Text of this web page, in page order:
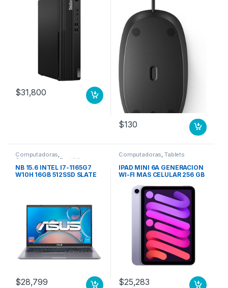
Negro 256GB SSD M.2 WIFI
$31,800
$130
Computadoras,
Computadoras Portátiles
NB 15.6 INTEL I7-1165G7
W10H 16GB 512SSD SLATE
$28,799
Computadoras,Tablets
IPAD MINI 6A GENERACION
WI-FI MAS CELULAR 256 GB
$25,283